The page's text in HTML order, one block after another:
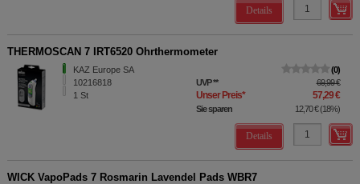
Details
THERMOSCAN 7 IRT6520 Ohrthermometer
KAZ Europe SA
10216818
1 St
0
UVP** 69,99 €
Unser Preis* 57,29 €
Sie sparen 12,70 €(18%)
Details
WICK VapoPads 7 Rosmarin Lavendel Pads WBR7